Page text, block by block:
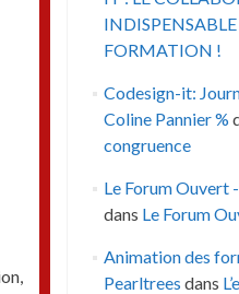
FORMATION !
Codesign-it:
Coline Pannier %
congruence
Le Forum Ouvert
dans Le Forum
Animation des
Pearltrees dans